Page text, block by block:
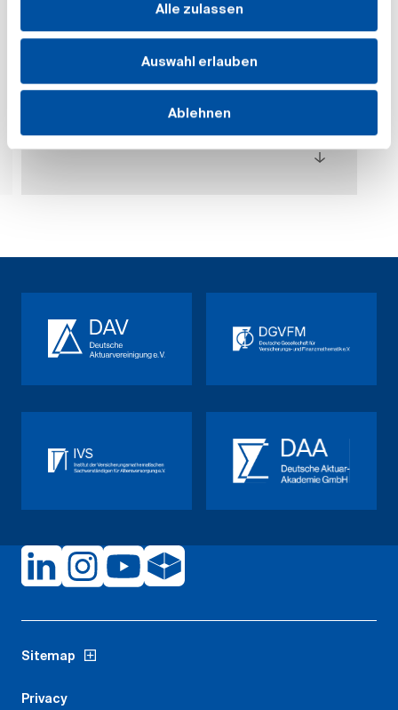
Alle zulassen
Auswahl erlauben
Ablehnen
begrüßt Ministeriumsvorstoß zum
Höchstrechnungszins 2025
Die Deutsche Aktuarvereinigung e.V. (DAV) hat
Ende November 2023 eine Empfehlung für eine
Sitemap
Privacy